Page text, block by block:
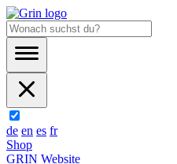
de en es fr
Shop
GRIN Website